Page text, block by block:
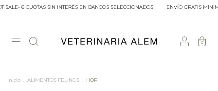
6 CUOTAS SIN INTERÉS EN BANCOS SELECCIONADOS ENVÍO GRATIS
0
Inicio . ALIMENTOS FELINOS . HOP!